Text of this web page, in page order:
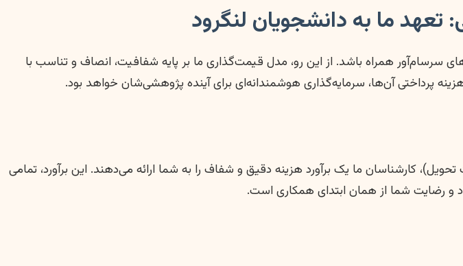
ما به دانشجویان لنگرود
سرسام‌آور همراه باشد. از این رو، مدل قیمت‌گذاری ما بر پایه شفافیت، انصاف و تناسب با
پرداختی آن‌ها، سرمایه‌گذاری هوشمندانه‌ای برای آینده پژوهشی‌شان خواهد بود.
کارشناسان ما یک برآورد هزینه دقیق و شفاف را به شما ارائه می‌دهند. این برآورد، تمامی
و رضایت شما از همان ابتدای همکاری است.